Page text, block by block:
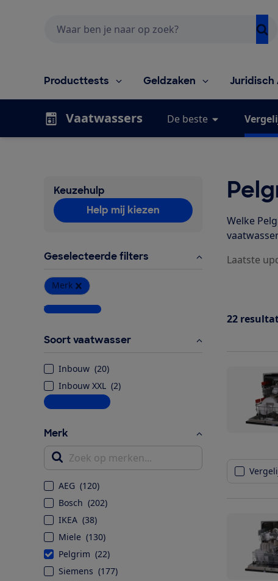
Producttests Geldzaken Juridisch
Vaatwassers De beste
Keuzehulp
Help mij kiezen
Geselecteerde filters
Merk
Wis alle filters
Soort vaatwasser
Inbouw (20)
Inbouw XXL
(2)
Meer informatie
Merk
Zoek op merken...
AEG (120)
Bosch (202)
IKEA (38)
Miele (130)
Pelgrim (22)
Siemens (177)
Welke
Laatste
22